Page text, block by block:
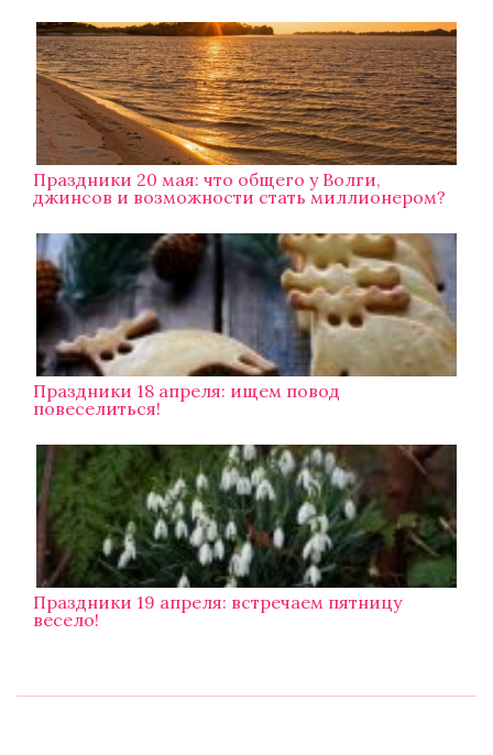
Праздники 20 мая: что общего у Волги,
джинсов и возможности стать миллионером?
Праздники 18 апреля: ищем повод
повеселиться!
Праздники 19 апреля: встречаем пятницу
весело!